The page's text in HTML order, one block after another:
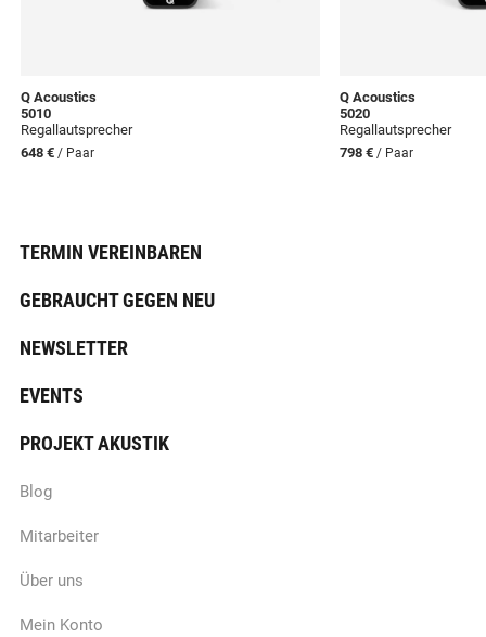
Q Acoustics
5010
Regallautsprecher
648 € / Paar
Q Acoustics
5020
Regallautsprecher
798 € / Paar
TERMIN VEREINBAREN
GEBRAUCHT GEGEN NEU
NEWSLETTER
EVENTS
PROJEKT AKUSTIK
Blog
Mitarbeiter
Über uns
Mein Konto